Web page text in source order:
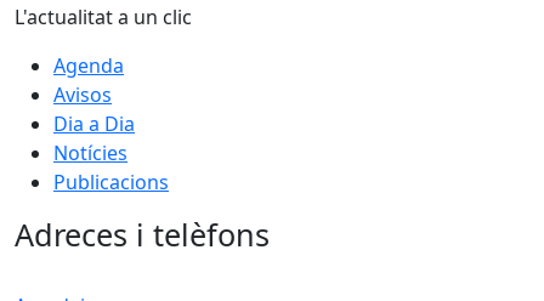
L'actualitat a un clic
Agenda
Avisos
Dia a Dia
Notícies
Publicacions
Adreces i telèfons